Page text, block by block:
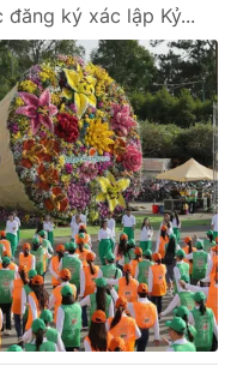
ký xác lập Kỷ...